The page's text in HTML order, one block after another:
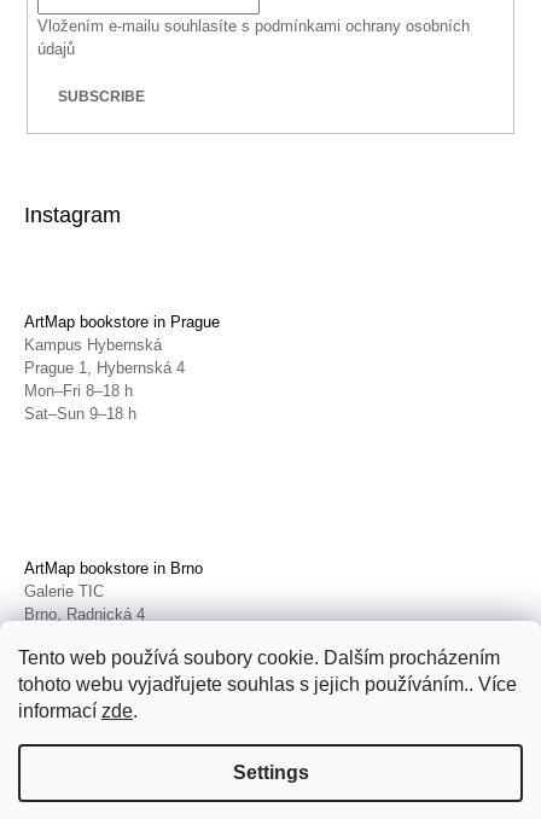
Tento web používá soubory cookie. Dalším procházením
tohoto webu vyjadřujete souhlas s jejich používáním.. Více
informací zde.
Settings
Vložením e-mailu souhlasíte s podmínkami ochrany osobních
údajů
SUBSCRIBE
Instagram
ArtMap bookstore in Prague
Kampus Hybernská
Prague 1, Hybernská 4
Mon–Fri 8–18 h
Sat–Sun 9–18 h
ArtMap bookstore in Brno
Galerie TIC
Brno, Radnická 4
Sat 14–19 h